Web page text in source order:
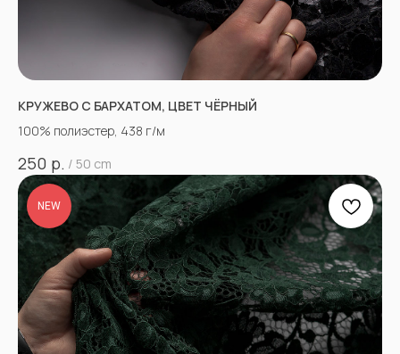
КРУЖЕВО С БАРХАТОМ, ЦВЕТ ЧЁРНЫЙ
100% полиэстер, 438 г/м
250 р. / 50 cm
NEW